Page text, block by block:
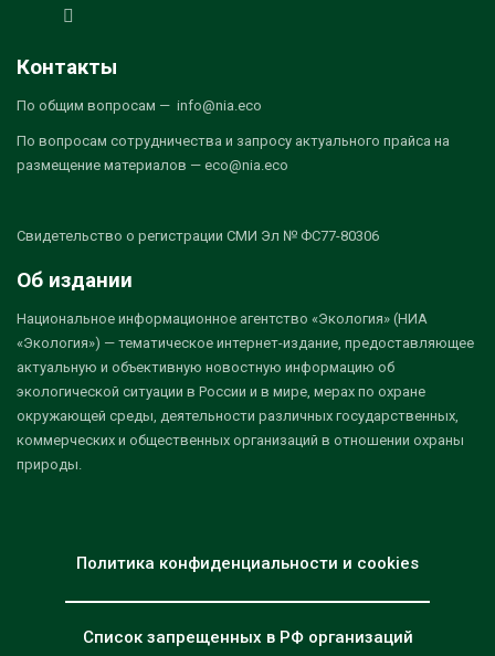
Контакты
По общим вопросам — info@nia.eco
По вопросам сотрудничества и запросу актуального прайса на
размещение материалов — eco@nia.eco
Свидетельство о регистрации СМИ Эл № ФС77-80306
Об издании
Национальное информационное агентство «Экология» (НИА
«Экология») — тематическое интернет-издание, предоставляющее
актуальную и объективную новостную информацию об
экологической ситуации в России и в мире, мерах по охране
окружающей среды, деятельности различных государственных,
коммерческих и общественных организаций в отношении охраны
природы.
Политика конфиденциальности и cookies
Список запрещенных в РФ организаций